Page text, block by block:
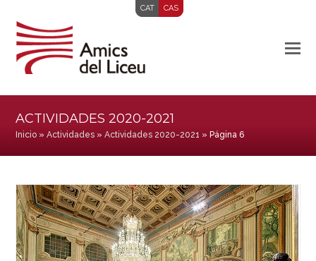
CAT CAS
ACTIVIDADES 2020-2021
Inicio »Actividades »Actividades 2020-2021 » Página 6